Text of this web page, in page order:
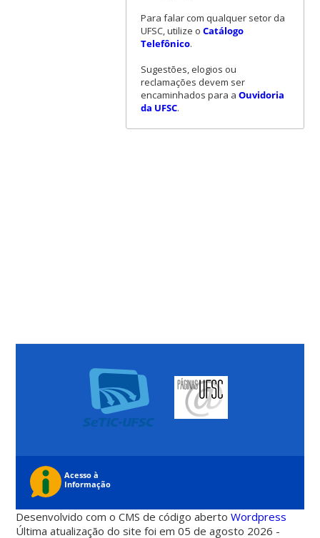
Para falar com qualquer setor da
UFSC, utilize o Catálogo
Telefônico.
Sugestões, elogios ou
reclamações devem ser
encaminhados para a Ouvidoria
da UFSC.
Desenvolvido com o CMS de código abertoWordpress
Última atualização do site foi em 05 de agosto 2026 -